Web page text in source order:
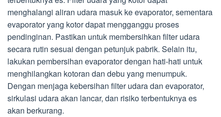
menghalangi aliran udara masuk ke evaporator, sementara
evaporator yang kotor dapat mengganggu proses
pendinginan. Pastikan untuk membersihkan filter udara
secara rutin sesuai dengan petunjuk pabrik. Selain itu,
lakukan pembersihan evaporator dengan hati-hati untuk
menghilangkan kotoran dan debu yang menumpuk.
Dengan menjaga kebersihan filter udara dan evaporator,
sirkulasi udara akan lancar, dan risiko terbentuknya es
akan berkurang.